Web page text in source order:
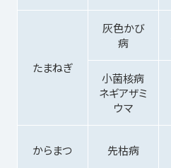
たまねぎ
灰色かび
病
小菌核病
ネギアザミ
ウマ
からまつ
先枯病